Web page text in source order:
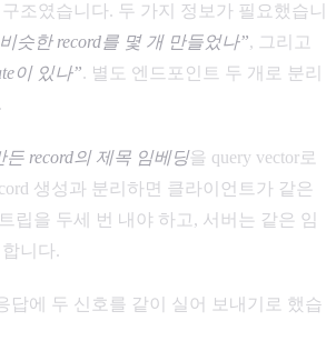
조였습니다. 두 가지 정보가 필요했습니
슷한 record를 몇 개 만들었나”, 그리고
이 있나”. 별도 엔드포인트 두 개로 분리
든 record의 제목 임베딩을 query vector로
생성과 분리하면 클라이언트가 같은
립을 두세 번 내야 하고, 서버는 같은 임
니다.
답에 두 신호를 같이 실어 보내기로 했습